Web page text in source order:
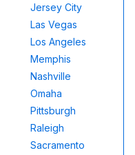
Jersey City
Las Vegas
Los Angeles
Memphis
Nashville
Omaha
Pittsburgh
Raleigh
Sacramento